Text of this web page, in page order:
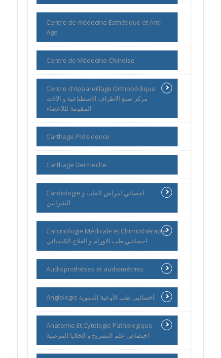
Centre de médecine Esthétique et Anti
Age
Centre de Médecine Chinoise
Centre d'Appareillage Orthopédique
مركز صنع الاطراف الاصطناعية و الالات
المقومة لللاعضاء
Carthage Présidence
Carthage Dermeche
Cardiologie اخصائي امراض القلب و
الشرايين
Carcinologie Médicale et Chimiothérapie
اخصائيي طب الاورام و العلاج الكيميائي
Audioprothèses et audiométries
Angiologie أخصائيي طب الأوعية الدموية
Anatomie Et Cytologie Pathologique
اختصاص علم التشريح و الخلايا المرضية